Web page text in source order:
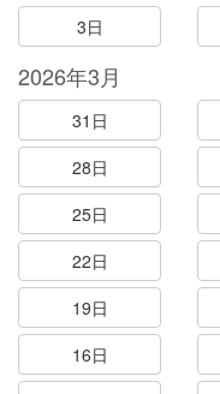
3日
2026年3月
31日
28日
25日
22日
19日
16日